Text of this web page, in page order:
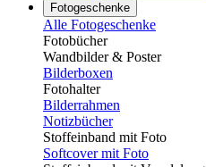
Fotogeschenke
Alle Fotogeschenke
Fotobücher
Wandbilder & Poster
Bilderboxen
Fotohalter
Bilderrahmen
Notizbücher
Stoffeinband mit Foto
Softcover mit Foto